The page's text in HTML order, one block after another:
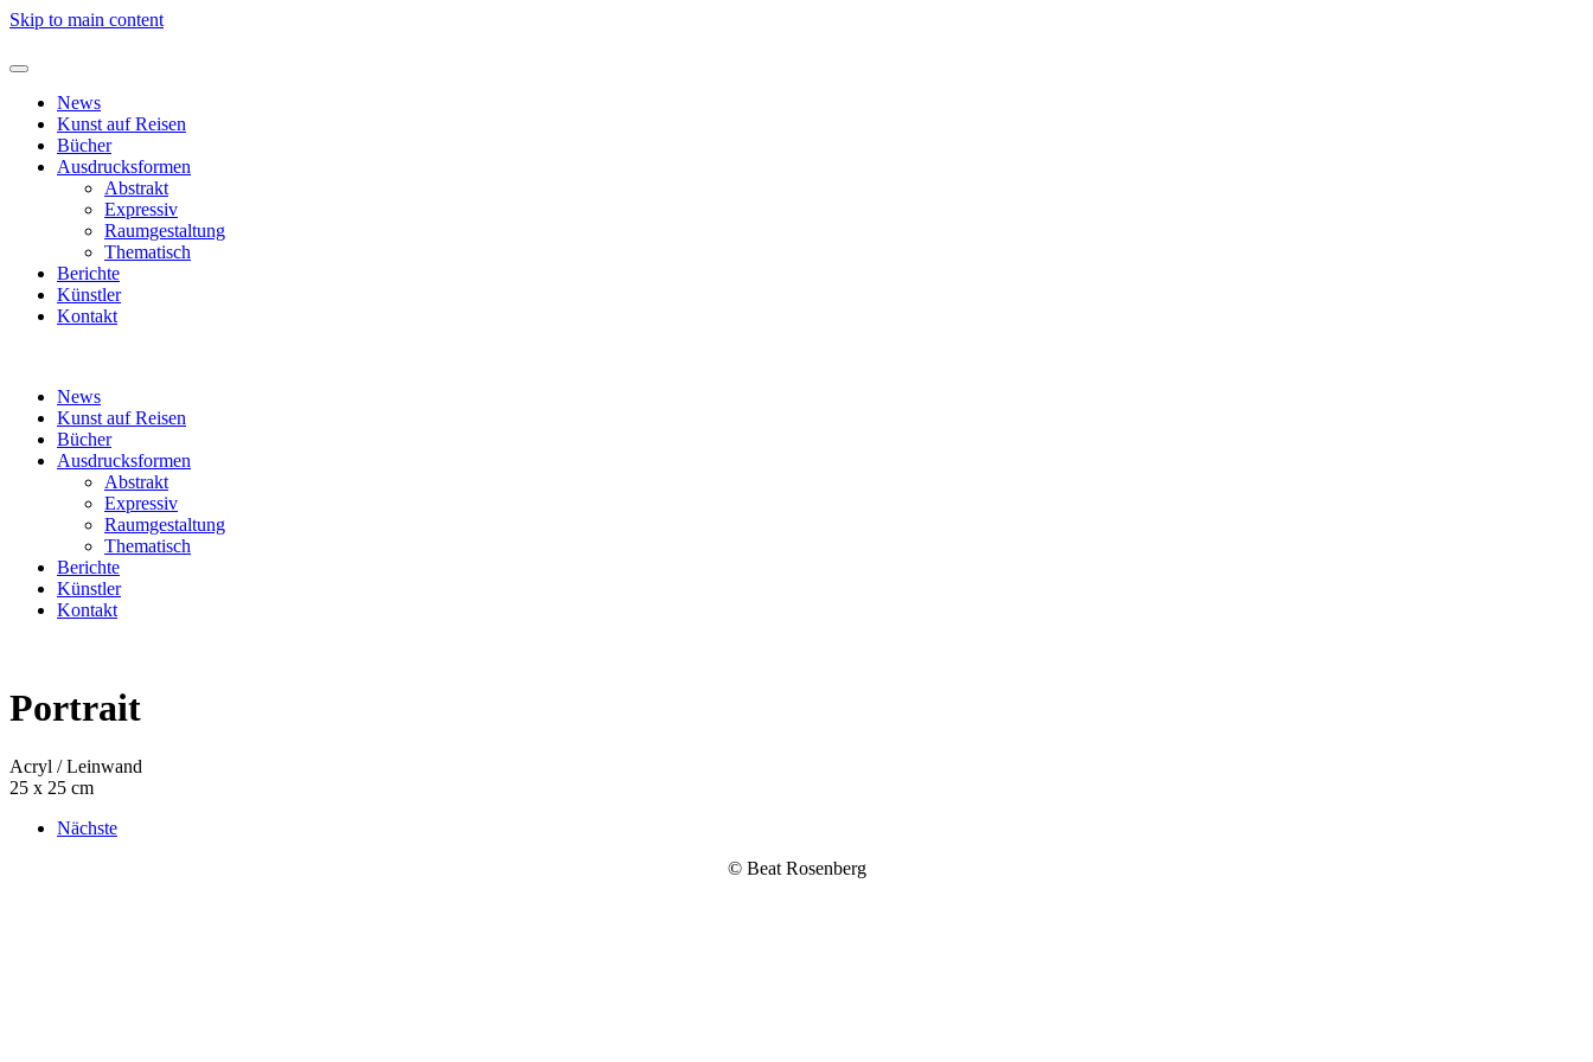
Skip to main content
News
Kunst auf Reisen
Bücher
Ausdrucksformen
Abstrakt
Expressiv
Raumgestaltung
Thematisch
Berichte
Künstler
Kontakt
News
Kunst auf Reisen
Bücher
Ausdrucksformen
Abstrakt
Expressiv
Raumgestaltung
Thematisch
Berichte
Künstler
Kontakt
Portrait
Acryl / Leinwand
25 x 25 cm
Nächste
© Beat Rosenberg